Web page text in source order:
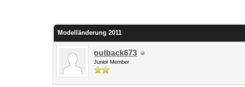
Modelländerung 2011
outback673
Junior Member